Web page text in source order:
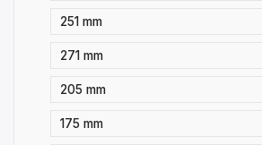
251 mm
271 mm
205 mm
175 mm